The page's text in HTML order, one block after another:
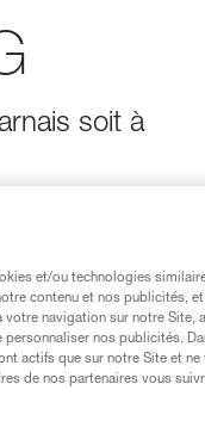
soit à
de le
Validez avec
de la
et/ou technologies
contenu et nos publicités,
navigation sur notre Site,
nos publicités.
actifs que sur notre Site et ne
de nos partenaires vous